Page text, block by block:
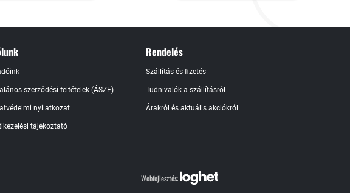
szerződési feltételek (ÁSZF)
nyilatkozat
tájékoztató
Rendelés
Szállítás és fizetés
Tudnivalók a szállításról
Árakról és aktuális akciókról
Webfejlesztés: